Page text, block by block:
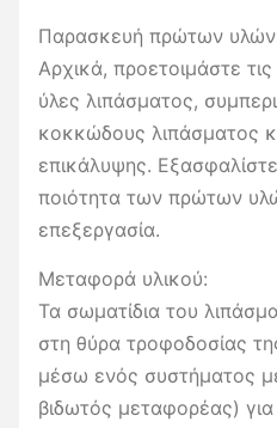
Παρασκευή πρώτων
Αρχικά, προετοιμάστε
ύλες λιπάσματος,
κοκκώδους λιπάσματος
επικάλυψης.
ποιότητα των πρώτων
επεξεργασία.
Μεταφορά υλικού:
Τα σωματίδια του
στη θύρα τροφοδοσίας
μέσω ενός συστήματος
βιδωτός μεταφορέας) για